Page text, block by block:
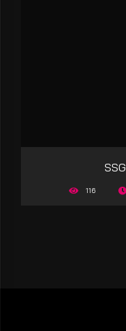
116